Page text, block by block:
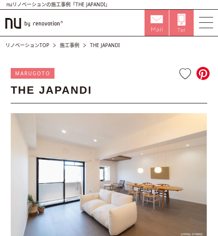
nuリノベーションの施工事例「THE JAPANDI」
リノベーションTOP 施工事例 THE JAPANDI
MARUGOTO
THE JAPANDI